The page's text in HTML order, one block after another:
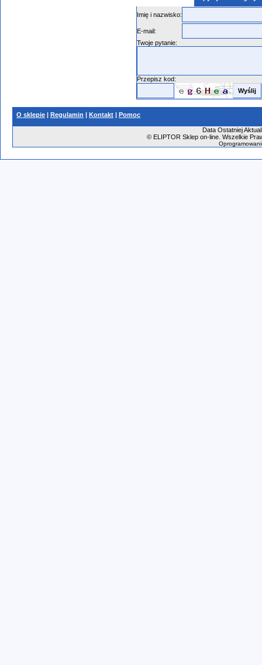
Imię i nazwisko:
E-mail:
Twoje pytanie:
Przepisz kod:
O sklepie | Regulamin | Kontakt | Pomoc
Data Ostatniej
©ELIPTOR Sklep on-line. Wszelkie